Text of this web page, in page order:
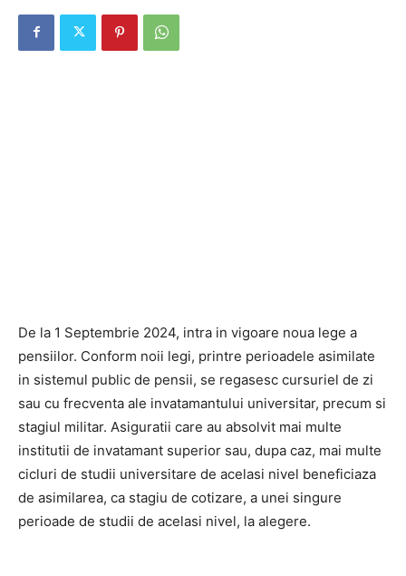
De la 1 Septembrie 2024, intra in vigoare noua lege a
pensiilor. Conform noii legi, printre perioadele asimilate
in sistemul public de pensii, se regasesc cursuriel de zi
sau cu frecventa ale invatamantului universitar, precum si
stagiul militar. Asiguratii care au absolvit mai multe
institutii de invatamant superior sau, dupa caz, mai multe
cicluri de studii universitare de acelasi nivel beneficiaza
de asimilarea, ca stagiu de cotizare, a unei singure
perioade de studii de acelasi nivel, la alegere.